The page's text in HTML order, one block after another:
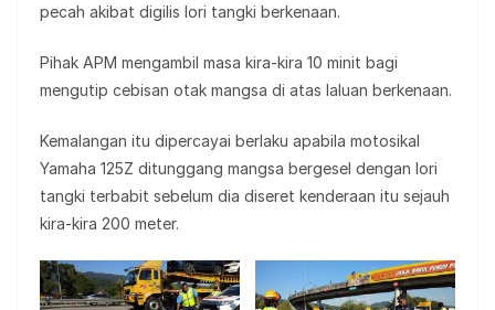
pecah akibat digilis lori tangki berkenaan.
Pihak APM mengambil masa kira-kira 10 minit bagi
mengutip cebisan otak mangsa di atas laluan berkenaan.
Kemalangan itu dipercayai berlaku apabila motosikal
Yamaha 125Z ditunggang mangsa bergesel dengan lori
tangki terbabit sebelum dia diseret kenderaan itu sejauh
kira-kira 200 meter.